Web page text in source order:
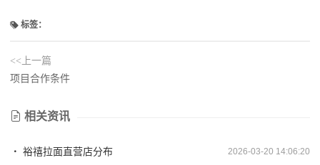
标签：
<<上一篇
项目合作条件
相关资讯
2026-03-20 14:06:20
裕禧拉面直营店分布